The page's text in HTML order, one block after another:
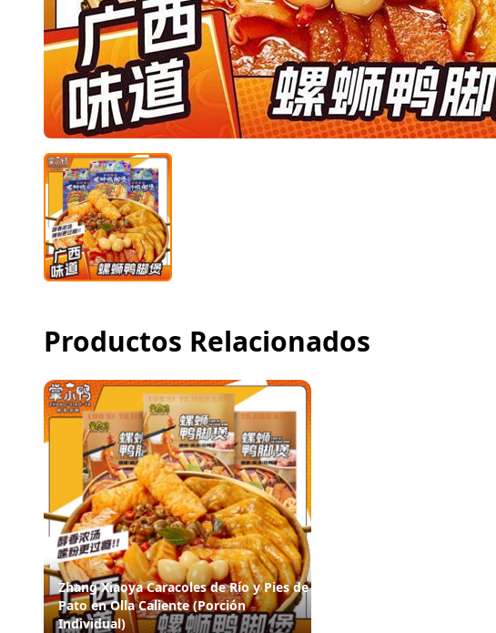
Productos Relacionados
Zhang Xiaoya Caracoles de Río y Pies de
Pato en Olla Caliente (Porción
Individual)